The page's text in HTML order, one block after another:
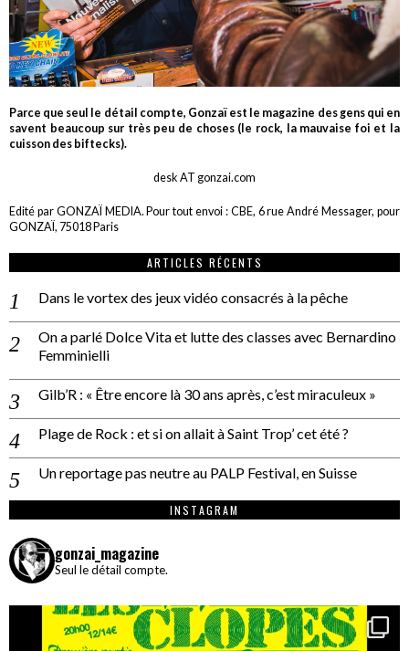
Parce que seul le détail compte, Gonzaï est le magazine des gens qui en
savent beaucoup sur très peu de choses (le rock, la mauvaise foi et la
cuisson des biftecks).
desk AT gonzai.com
Edité par GONZAÏ MEDIA. Pour tout envoi : CBE, 6 rue André Messager, pour
GONZAÏ, 75018 Paris
ARTICLES RÉCENTS
Dans le vortex des jeux vidéo consacrés à la pêche
On a parlé Dolce Vita et lutte des classes avec Bernardino
Femminielli
Gilb’R : « Être encore là 30 ans après, c’est miraculeux »
Plage de Rock : et si on allait à Saint Trop’ cet été ?
Un reportage pas neutre au PALP Festival, en Suisse
INSTAGRAM
gonzai_magazine
Seul le détail compte.